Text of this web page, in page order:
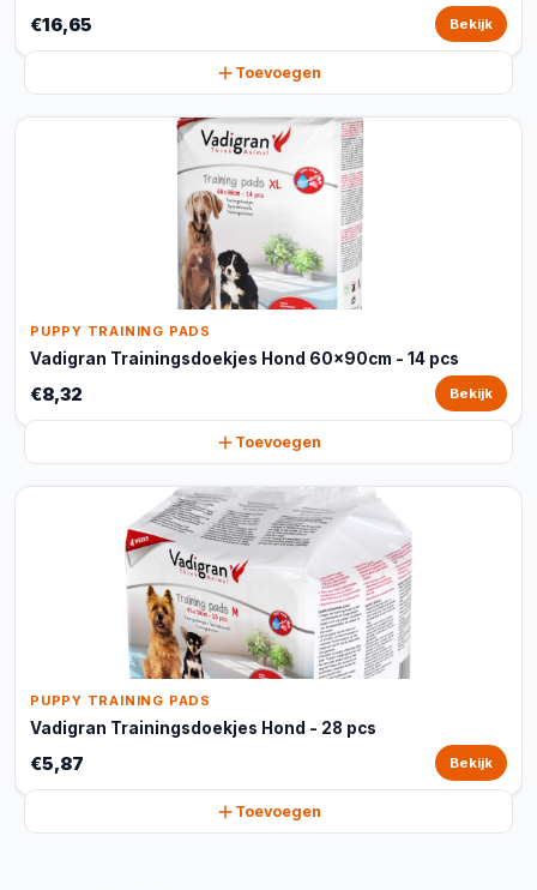
€16,65 Bekijk
Toevoegen
PUPPY TRAINING PADS
Vadigran Trainingsdoekjes Hond 60x90cm - 14 pcs
€8,32 Bekijk
Toevoegen
PUPPY TRAINING PADS
Vadigran Trainingsdoekjes Hond - 28 pcs
€5,87 Bekijk
Toevoegen